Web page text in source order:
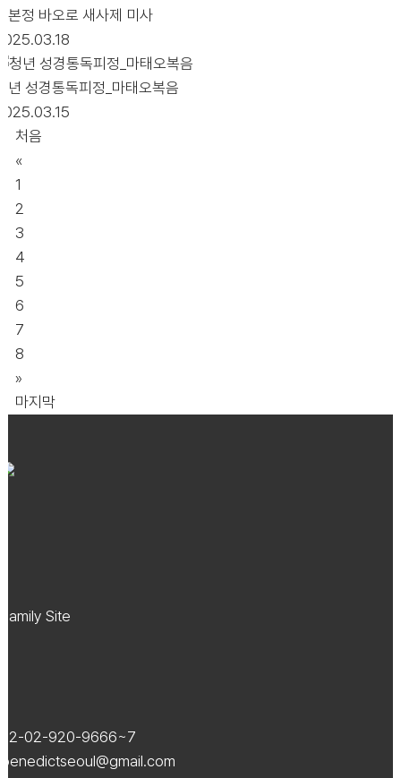
본정 바오로 새사제 미사
년 성경통독피정_마태오복음
처음
«
1
2
3
4
5
6
7
8
»
마지막
Family Site
82-02-920-9666~7
benedictseoul@gmail.com